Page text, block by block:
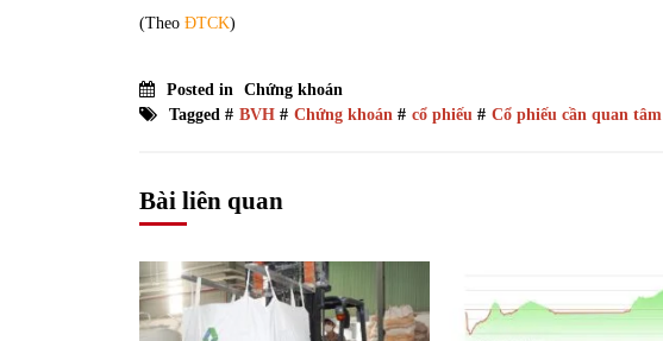
(Theo ĐTCK)
Posted in Chứng khoán
Tagged # BVH # Chứng khoán # cổ phiếu # Cổ phiếu cần quan tâm
Bài liên quan